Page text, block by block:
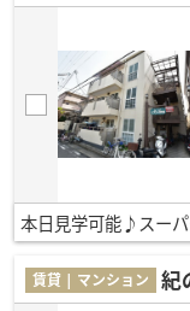
本日見学可能♪スー
賃貸 | マンション 紀